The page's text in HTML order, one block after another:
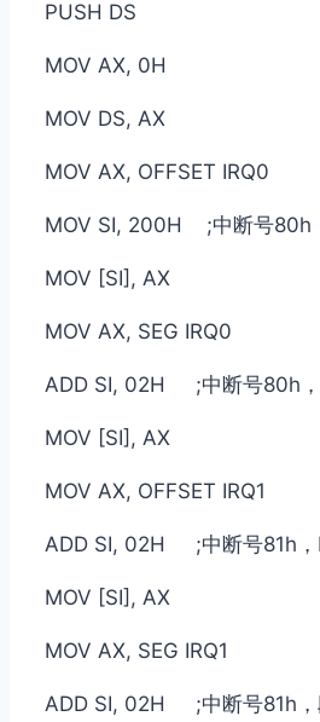
PUSH DS
MOV AX, 0H
MOV DS, AX
MOV AX, OFFSET IRQ0
MOV SI, 200H ;中断号80h
MOV [SI], AX
MOV AX, SEG IRQ0
ADD SI, 02H ;中断号80h，
MOV [SI], AX
MOV AX, OFFSET IRQ1
ADD SI, 02H ;中断号81h，
MOV [SI], AX
MOV AX, SEG IRQ1
ADD SI, 02H ;中断号81h，